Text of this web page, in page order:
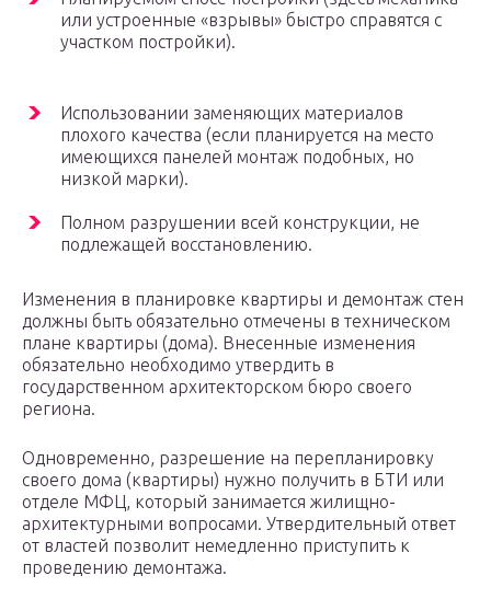
или устроенные «взрывы» быстро справятся с
участком постройки).
Использовании заменяющих материалов
плохого качества (если планируется на место
имеющихся панелей монтаж подобных, но
низкой марки).
Полном разрушении всей конструкции, не
подлежащей восстановлению.
Изменения в планировке квартиры и демонтаж стен
должны быть обязательно отмечены в техническом
плане квартиры (дома). Внесенные изменения
обязательно необходимо утвердить в
государственном архитекторском бюро своего
региона.
Одновременно, разрешение на перепланировку
своего дома (квартиры) нужно получить в БТИ или
отделе МФЦ, который занимается жилищно-
архитектурными вопросами. Утвердительный ответ
от властей позволит немедленно приступить к
проведению демонтажа.